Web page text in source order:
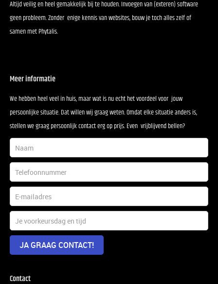
Altijd veilig en heel gemakkelijk bij te houden. Invoegen van (exteren) software
geen probleem. Zonder enige kennis van websites, bouw je toch alles zelf of
samen met Phytalis.
Meer informatie
We hebben heel veel in huis, maar wat is nu echt het voordeel voor jouw
persoonlijke situatie. Dat willen wij graag weten. Omdat elke situatie anders is,
stellen we graag persoonlijk contact erg op prijs. Even vrijblijvend bellen?
JA GRAAG CONTACT!
Contact